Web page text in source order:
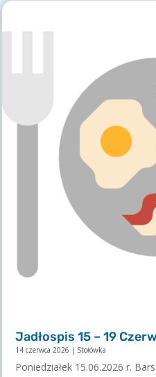
Jadłospis 15 – 19
14 czerwca 2026 | Stołówka
Poniedziałek 15.06.2026 r.